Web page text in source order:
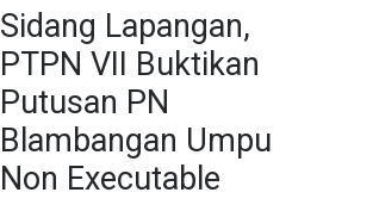
Sidang Lapangan,
PTPN VII Buktikan
Putusan PN
Blambangan Umpu
Non Executable